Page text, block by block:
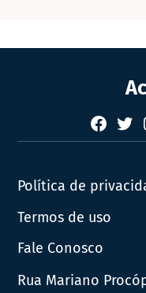
Política de
Termos de uso
Fale Conosco
Rua Mariano